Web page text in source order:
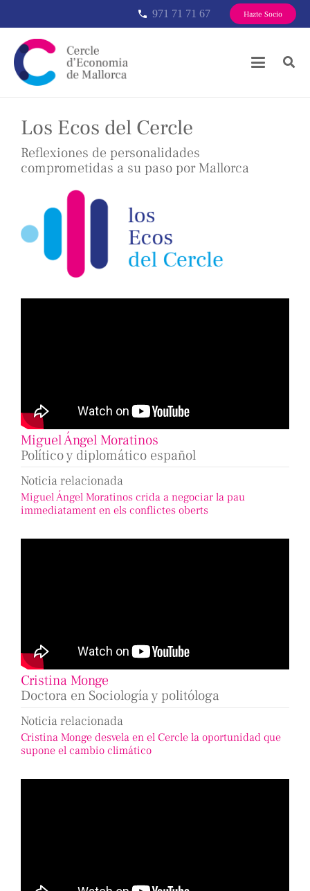
phone 971 71 71 67 Hazte Socio
Los Ecos del Cercle
Reflexiones de personalidades
comprometidas a su paso por Mallorca
Miguel Ángel Moratinos
Político y diplomático español
Noticia relacionada
Miguel Ángel Moratinos crida a negociar la pau
immediatament en els conflictes oberts
Cristina Monge
Doctora en Sociología y politóloga
Noticia relacionada
Cristina Monge desvela en el Cercle la oportunidad que
supone el cambio climático